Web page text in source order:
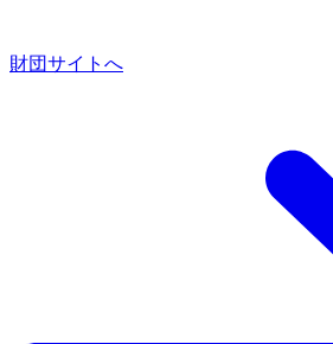
財団サイトへ